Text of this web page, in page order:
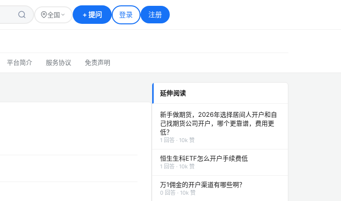
全国 +提问 登录 注册
平台简介 服务协议 免责声明
延伸阅读
新手做期货，2026年选择居间人开户和自
己找期货公司开户，哪个更靠谱，费用更
低？
1 回答 · 10k 赞
恒生生科ETF怎么开户手续费低
1 回答 · 10k 赞
万1佣金的开户渠道有哪些啊？
0 回答 · 10k 赞